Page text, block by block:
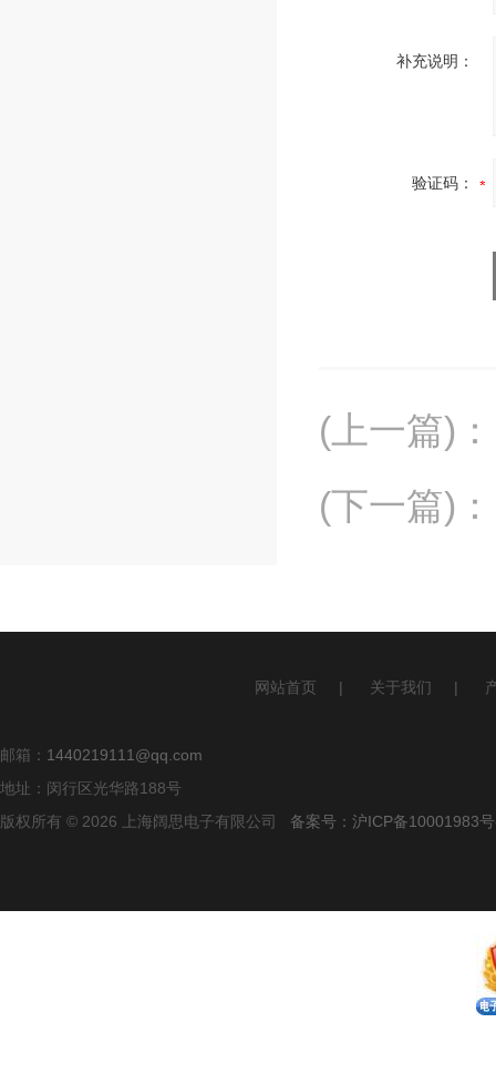
补充说明：
验证码：
(上一篇) ：
(下一篇) ：
网站首页 | 关于我们 |
邮箱： 1440219111@qq.com
地址：闵行区光华路188号
版权所有 © 2026 上海阔思电子有限公司 备案号：沪ICP备10001983